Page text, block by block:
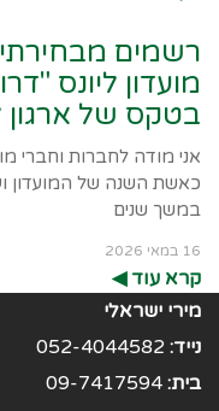
רשמים
בטקס של ארגון
אני מודה לחברות וחברי
כאשת השנה של המועדון
במשך שנים
16 במאי 2026
קרא עוד ◀︎
מירי ישראלי
נייד: 052-4044582
בית: 09-7417594